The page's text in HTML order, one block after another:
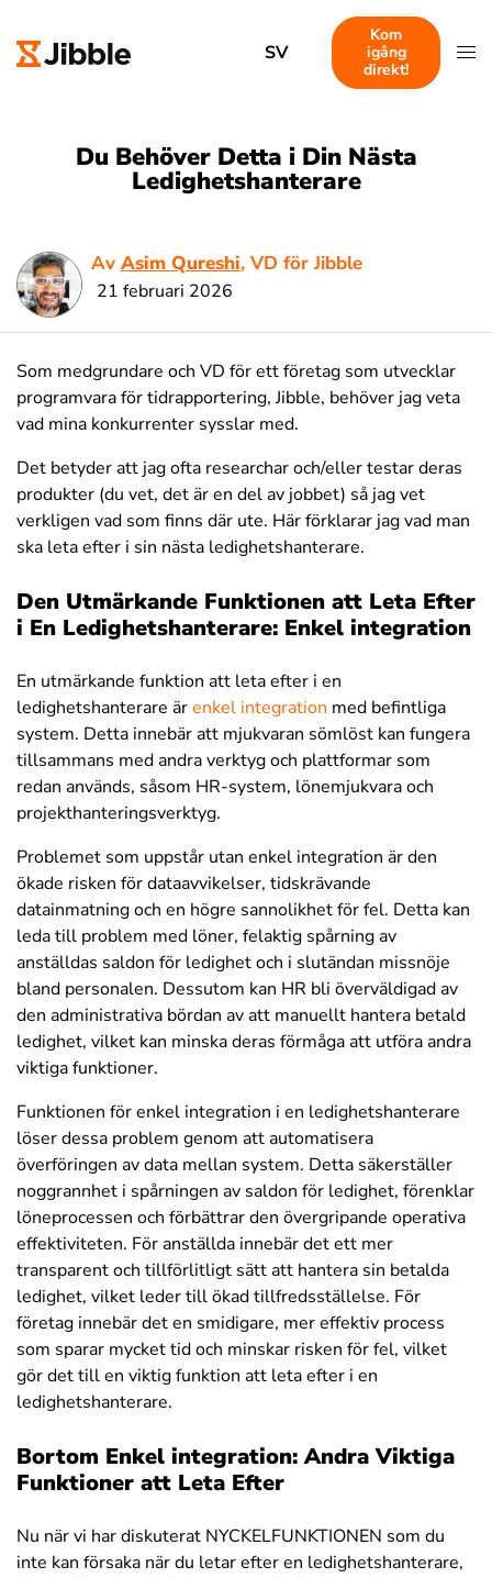
SV
Kom
igång
direkt!
Du Behöver Detta i Din Nästa
Ledighetshanterare
Av Asim Qureshi, VD för Jibble
21 februari 2026
Som medgrundare och VD för ett företag som utvecklar
programvara för tidrapportering, Jibble, behöver jag veta
vad mina konkurrenter sysslar med.
Det betyder att jag ofta researchar och/eller testar deras
produkter (du vet, det är en del av jobbet) så jag vet
verkligen vad som finns där ute. Här förklarar jag vad man
ska leta efter i sin nästa ledighetshanterare.
Den Utmärkande Funktionen att Leta Efter
i En Ledighetshanterare: Enkel integration
En utmärkande funktion att leta efter i en
ledighetshanterare ärenkel integration med befintliga
system. Detta innebär att mjukvaran sömlöst kan fungera
tillsammans med andra verktyg och plattformar som
redan används, såsom HR-system, lönemjukvara och
projekthanteringsverktyg.
Problemet som uppstår utan enkel integration är den
ökade risken för dataavvikelser, tidskrävande
datainmatning och en högre sannolikhet för fel. Detta kan
leda till problem med löner, felaktig spårning av
anställdas saldon för ledighet och i slutändan missnöje
bland personalen. Dessutom kan HR bli överväldigad av
den administrativa bördan av att manuellt hantera betald
ledighet, vilket kan minska deras förmåga att utföra andra
viktiga funktioner.
Funktionen för enkel integration i en ledighetshanterare
löser dessa problem genom att automatisera
överföringen av data mellan system. Detta säkerställer
noggrannhet i spårningen av saldon för ledighet, förenklar
löneprocessen och förbättrar den övergripande operativa
effektiviteten. För anställda innebär det ett mer
transparent och tillförlitligt sätt att hantera sin betalda
ledighet, vilket leder till ökad tillfredsställelse. För
företag innebär det en smidigare, mer effektiv process
som sparar mycket tid och minskar risken för fel, vilket
gör det till en viktig funktion att leta efter i en
ledighetshanterare.
Bortom Enkel integration: Andra Viktiga
Funktioner att Leta Efter
Nu när vi har diskuterat NYCKELFUNKTIONEN som du
inte kan försaka när du letar efter en ledighetshanterare,